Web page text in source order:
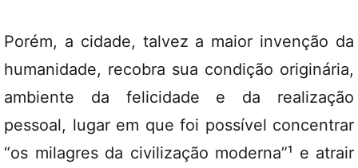
Porém, a cidade, talvez a maior invenção da
humanidade, recobra sua condição originária,
ambiente da felicidade e da realização
pessoal, lugar em que foi possível concentrar
“os milagres da civilização moderna”¹ e atrair